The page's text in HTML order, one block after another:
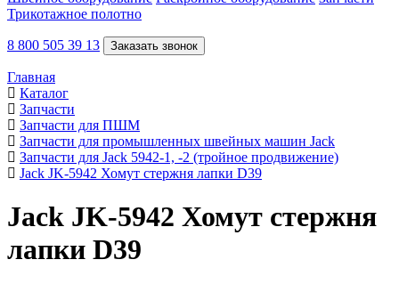
Трикотажное полотно
8 800 505 39 13 Заказать звонок
Главная
Каталог
Запчасти
Запчасти для ПШМ
Запчасти для промышленных швейных машин Jack
Запчасти для Jack 5942-1, -2 (тройное продвижение)
Jack JK-5942 Хомут стержня лапки D39
Jack JK-5942 Хомут стержня
лапки D39